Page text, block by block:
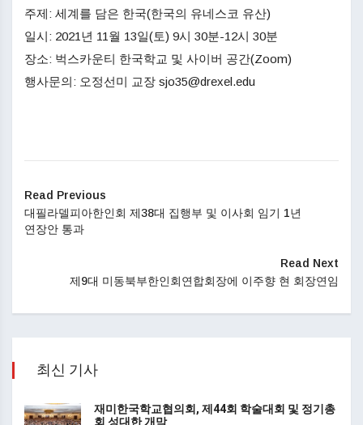
주제: 세계를 담은 한국(한국의 유네스코 유산)
일시: 2021년 11월 13일(토) 9시 30분-12시 30분
장소: 벅스카운티 한국학교 및 사이버 공간(Zoom)
행사문의: 오정선미 교장 sjo35@drexel.edu
Read Previous
대필라델피아한인회 제38대 집행부 및 이사회 임기 1년
연장안 통과
Read Next
제9대 미동북부한인회연합회장에 이주향 현 회장연임
최신 기사
재미한국학교협의회, 제44회 학술대회 및 정기총